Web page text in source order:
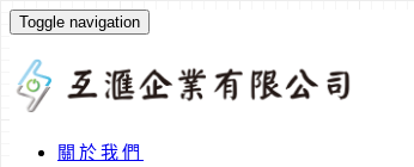
Toggle navigation
關於我們